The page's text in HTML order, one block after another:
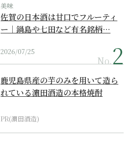
美味
佐賀の日本酒は甘口でフルーティ
ー｜鍋島や七田など有名銘柄…
2026/07/25
No.
鹿児島県産の芋のみを用いて造ら
れている濵田酒造の本格焼酎
PR(濵田酒造)